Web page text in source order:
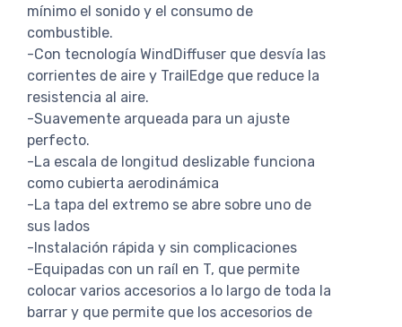
mínimo el sonido y el consumo de
combustible.
-Con tecnología WindDiffuser que desvía las
corrientes de aire y TrailEdge que reduce la
resistencia al aire.
-Suavemente arqueada para un ajuste
perfecto.
-La escala de longitud deslizable funciona
como cubierta aerodinámica
-La tapa del extremo se abre sobre uno de
sus lados
-Instalación rápida y sin complicaciones
-Equipadas con un raíl en T, que permite
colocar varios accesorios a lo largo de toda la
barrar y que permite que los accesorios de